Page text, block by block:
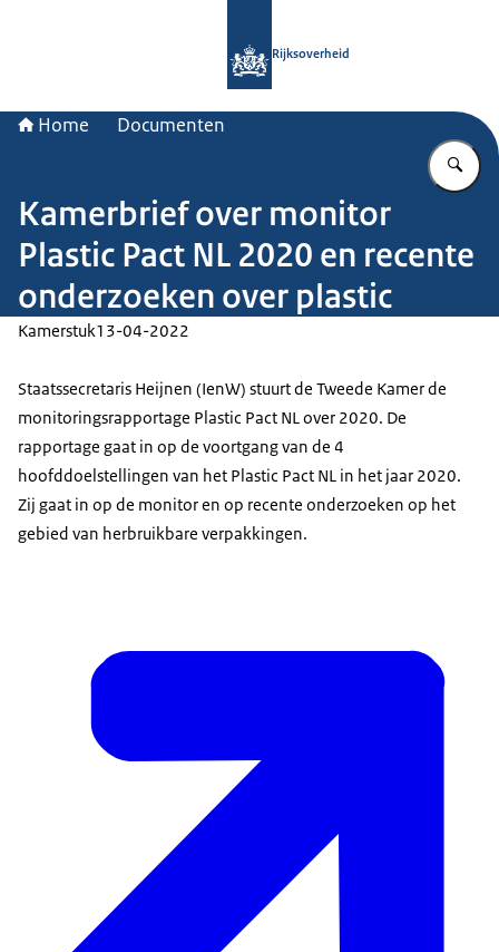
Rijksoverheid
Home Documenten
Kamerbrief over monitor
Plastic Pact NL 2020 en recente
onderzoeken over plastic
Kamerstuk13-04-2022
Staatssecretaris Heijnen (IenW) stuurt de Tweede Kamer de
monitoringsrapportage Plastic Pact NL over 2020. De
rapportage gaat in op de voortgang van de 4
hoofddoelstellingen van het Plastic Pact NL in het jaar 2020.
Zij gaat in op de monitor en op recente onderzoeken op het
gebied van herbruikbare verpakkingen.